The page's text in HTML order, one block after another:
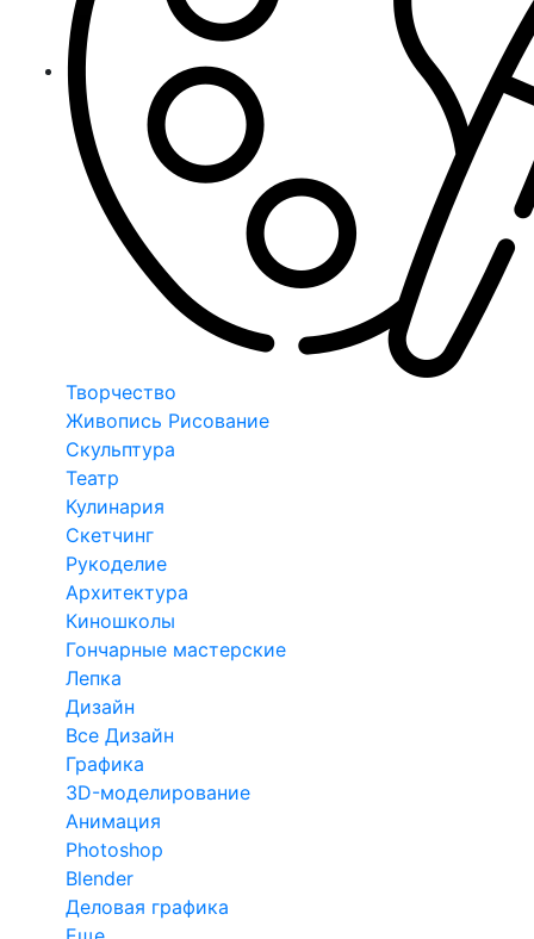
Творчество
Живопись Рисование
Скульптура
Театр
Кулинария
Скетчинг
Рукоделие
Архитектура
Киношколы
Гончарные мастерские
Лепка
Дизайн
Все Дизайн
Графика
3D-моделирование
Анимация
Photoshop
Blender
Деловая графика